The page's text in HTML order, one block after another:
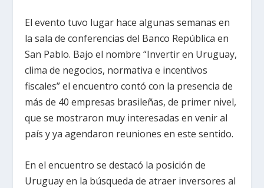
El evento tuvo lugar hace algunas semanas en
la sala de conferencias del Banco República en
San Pablo. Bajo el nombre “Invertir en Uruguay,
clima de negocios, normativa e incentivos
fiscales” el encuentro contó con la presencia de
más de 40 empresas brasileñas, de primer nivel,
que se mostraron muy interesadas en venir al
país y ya agendaron reuniones en este sentido.
En el encuentro se destacó la posición de
Uruguay en la búsqueda de atraer inversores al